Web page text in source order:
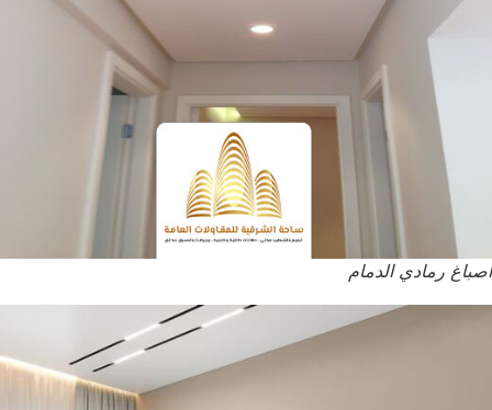
اصباغ رمادي الدمام